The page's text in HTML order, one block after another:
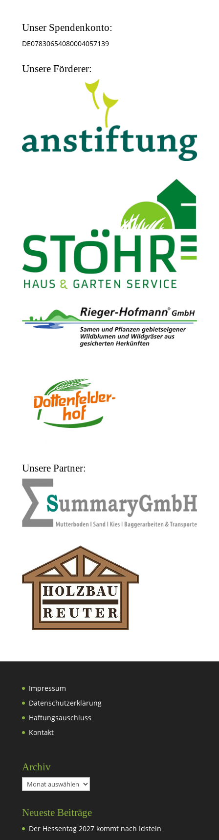
Unser Spendenkonto:
DE07830654080004057139
Unsere Förderer:
Unsere Partner:
Impressum
Datenschutzerklärung
Haftungsauschluss
Kontakt
Archiv
Archiv
Neueste Beiträge
Der Hessentag 2027 kommt nach Idstein